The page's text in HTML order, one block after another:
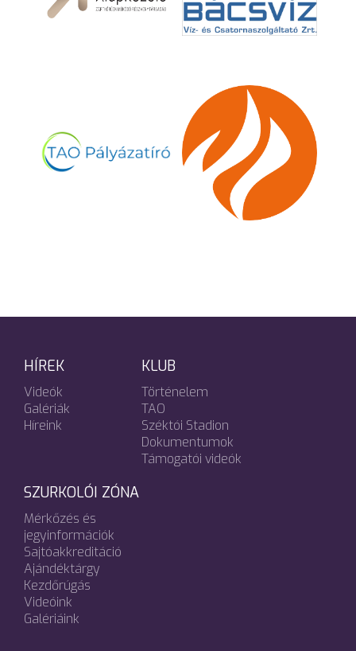
HÍREK
Videók
Galériák
Híreink
KLUB
Történelem
TAO
Széktói Stadion
Dokumentumok
Támogatói videók
SZURKOLÓI ZÓNA
Mérkőzés és
jegyinformációk
Sajtóakkreditáció
Ajándéktárgy
Kezdőrúgás
Videóink
Galériáink